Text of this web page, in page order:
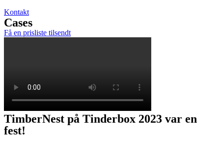
Kontakt
Cases
Få en prisliste tilsendt
TimberNest på Tinderbox 2023 var en
fest!